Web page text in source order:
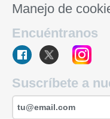
Manejo de
Encuéntranos
Suscríbete a